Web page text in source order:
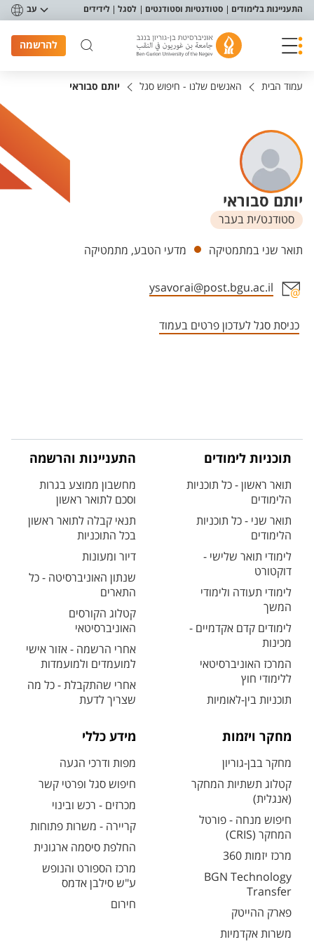
תפריט נגישות
התעניינות בלימודים סטודנטיות וסטודנטים לסגל לידידים עב
להרשמה
עמוד הבית האנשים שלנו - חיפוש סגל יותם סבוראי
יותם סבוראי
סטודנט/ית בעבר
יחידות
תואר שני במתמטיקה מדעי הטבע, מתמטיקה
ysavorai@post.bgu.ac.il
כניסת סגל לעדכון פרטים בעמוד
תוכניות לימודים
תואר ראשון - כל תוכניות
הלימודים
תואר שני - כל תוכניות
הלימודים
לימודי תואר שלישי -
דוקטורט
לימודי תעודה ולימודי
המשך
לימודים קדם אקדמיים -
מכינות
המרכז האוניברסיטאי
ללימודי חוץ
תוכניות בין-לאומיות
התעניינות והרשמה
מחשבון ממוצע בגרות
וסכם לתואר ראשון
תנאי קבלה לתואר ראשון
בכל התוכניות
דיור ומעונות
שנתון האוניברסיטה - כל
התארים
קטלוג הקורסים
האוניברסיטאי
אחרי הרשמה - אזור אישי
למועמדים ולמועמדות
אחרי שהתקבלת - כל מה
שצריך לדעת
מחקר ויזמות
מחקר בבן-גוריון
קטלוג תשתיות המחקר
(אנגלית)
חיפוש מנחה - פורטל
המחקר (CRIS)
מרכז יזמות 360
BGN Technology
Transfer
פארק ההייטק
משרות אקדמיות
מידע כללי
מפות ודרכי הגעה
חיפוש סגל ופרטי קשר
מכרזים - רכש ובינוי
קריירה - משרות פתוחות
החלפת סיסמה ארגונית
מרכז הספורט והנופש
ע"ש סילבן אדמס
חירום